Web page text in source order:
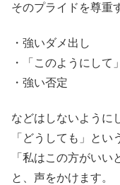
そのプライドを尊重
・強いダメ出し
・「このようにして
・強い否定
などはしないように
「どうしても」とい
「私はこの方がいい
と、声をかけます。